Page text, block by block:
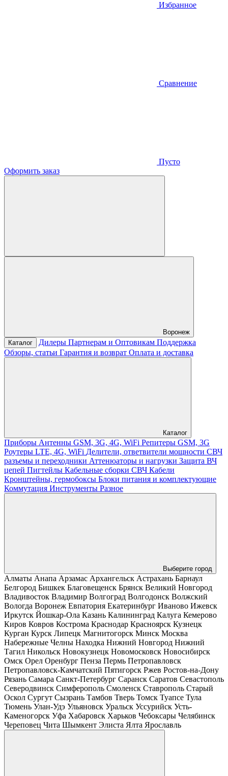
Избранное
Сравнение
Пусто
Оформить заказ
Воронеж
Каталог
Дилеры Партнерам и Оптовикам Поддержка
Обзоры, статьи Гарантия и возврат Оплата и доставка
Каталог
Приборы Антенны GSM, 3G, 4G, WiFi Репитеры GSM, 3G
Роутеры LTE, 4G, WiFi Делители, ответвители мощности СВЧ
разъемы и переходники Аттенюаторы и нагрузки Защита ВЧ
цепей Пигтейлы Кабельные сборки СВЧ Кабели
Кронштейны, гермобоксы Блоки питания и комплектующие
Коммутация Инструменты Разное
Выберите город
Алматы Анапа Арзамас Архангельск Астрахань Барнаул
Белгород Бишкек Благовещенск Брянск Великий Новгород
Владивосток Владимир Волгоград Волгодонск Волжский
Вологда Воронеж Евпатория Екатеринбург Иваново Ижевск
Иркутск Йошкар-Ола Казань Калининград Калуга Кемерово
Киров Ковров Кострома Краснодар Красноярск Кузнецк
Курган Курск Липецк Магнитогорск Минск Москва
Набережные Челны Находка Нижний Новгород Нижний
Тагил Никольск Новокузнецк Новомосковск Новосибирск
Омск Орел Оренбург Пенза Пермь Петропавловск
Петропавловск-Камчатский Пятигорск Ржев Ростов-на-Дону
Рязань Самара Санкт-Петербург Саранск Саратов Севастополь
Северодвинск Симферополь Смоленск Ставрополь Старый
Оскол Сургут Сызрань Тамбов Тверь Томск Туапсе Тула
Тюмень Улан-Удэ Ульяновск Уральск Уссурийск Усть-
Каменогорск Уфа Хабаровск Харьков Чебоксары Челябинск
Череповец Чита Шымкент Элиста Ялта Ярославль